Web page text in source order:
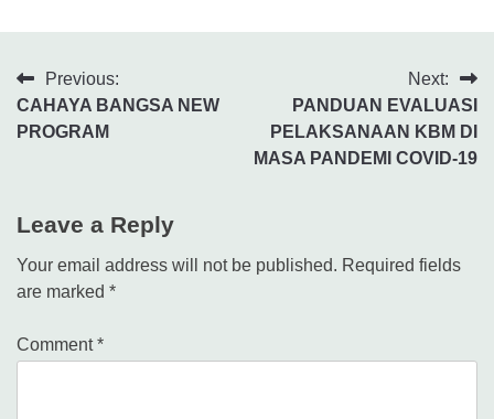
Previous:
CAHAYA BANGSA NEW
PROGRAM
Next:
PANDUAN EVALUASI
PELAKSANAAN KBM DI
MASA PANDEMI COVID-19
Leave a Reply
Your email address will not be published. Required fields
are marked *
Comment*